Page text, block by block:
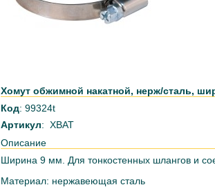
Хомут обжимной накатной, нерж/сталь,
Код: 99324t
Артикул: ХВАТ
Описание
Ширина 9 мм. Для тонкостенных шлангов и
Материал: нержавеющая сталь